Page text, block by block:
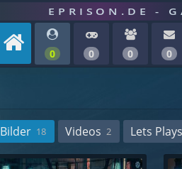
EPRISON.DE -
0 0 0 0
Bilder 18 Videos 2 Lets Plays